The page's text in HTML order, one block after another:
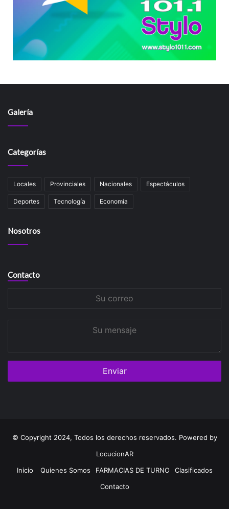
Galería
Categorías
Locales Provinciales Nacionales Espectáculos
Deportes Tecnología Economía
Nosotros
Contacto
© Copyright 2024, Todos los derechos reservados. Powered by
LocucionAR
Inicio
Quienes Somos FARMACIAS DE TURNO
Clasificados
Contacto